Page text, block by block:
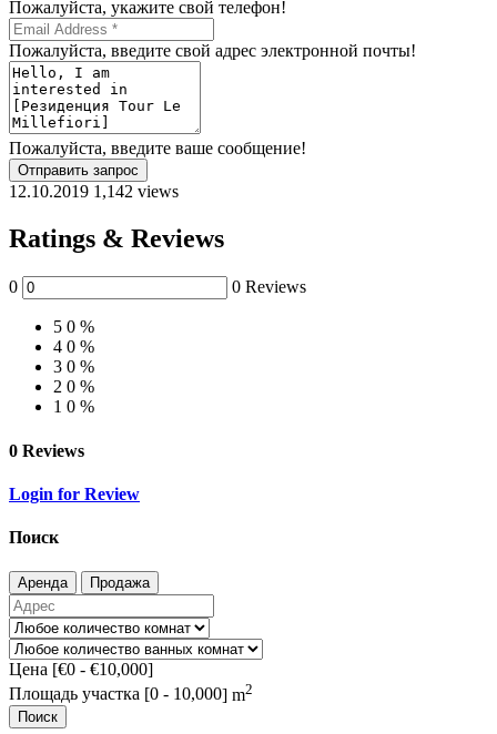
Пожалуйста, укажите свой телефон!
Пожалуйста, введите свой адрес электронной почты!
Пожалуйста, введите ваше сообщение!
Отправить запрос
12.10.2019 1,142 views
Ratings & Reviews
0 0 Reviews
5 0 %
4 0 %
3 0 %
2 0 %
1 0 %
0 Reviews
Login for Review
Поиск
Аренда Продажа
Цена [€0 - €10,000]
Площадь участка [0 - 10,000] m2
Поиск